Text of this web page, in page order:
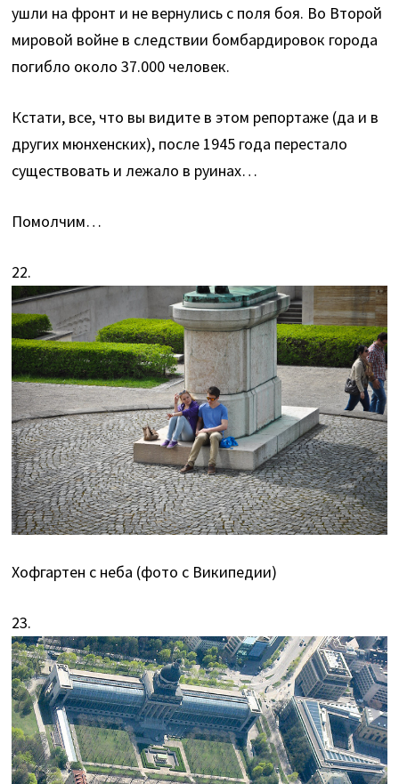
ушли на фронт и не вернулись с поля боя. Во Второй
мировой войне в следствии бомбардировок города
погибло около 37.000 человек.
Кстати, все, что вы видите в этом репортаже (да и в
других мюнхенских), после 1945 года перестало
существовать и лежало в руинах…
Помолчим…
22.
Хофгартен с неба (фото с Википедии)
23.